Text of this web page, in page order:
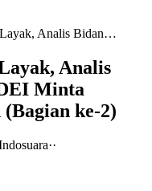
Analis Bidan…
Analis
Minta
ke-2)
··